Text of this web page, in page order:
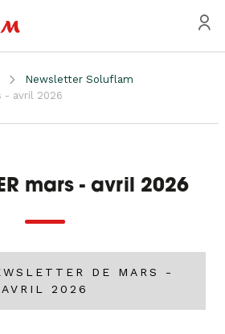
Newsletter Soluflam
- avril 2026
mars - avril 2026
DE MARS -
AVRIL 2026